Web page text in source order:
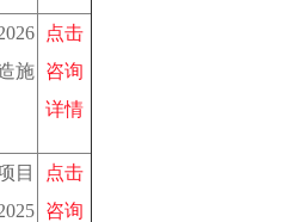
施
点击
咨询
详情
目
点击
咨询